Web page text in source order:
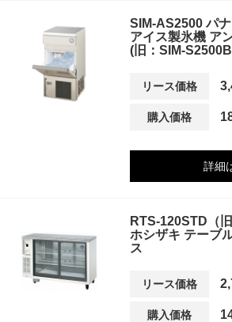
SIM-AS2500 パ
アイス製氷機 ア
(旧：SIM-
リース価格
購入価格
詳細
RTS-120STD（
ホシザキ テーブ
ス
リース価格
購入価格